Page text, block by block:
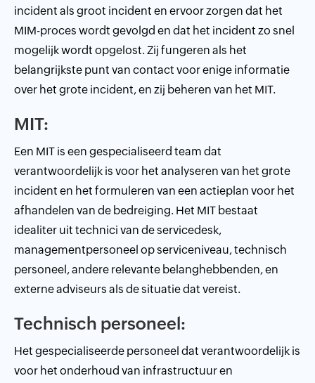
incident als groot incident en ervoor zorgen dat het
MIM-proces wordt gevolgd en dat het incident zo snel
mogelijk wordt opgelost. Zij fungeren als het
belangrijkste punt van contact voor enige informatie
over het grote incident, en zij beheren van het MIT.
MIT:
Een MIT is een gespecialiseerd team dat
verantwoordelijk is voor het analyseren van het grote
incident en het formuleren van een actieplan voor het
afhandelen van de bedreiging. Het MIT bestaat
idealiter uit technici van de servicedesk,
managementpersoneel op serviceniveau, technisch
personeel, andere relevante belanghebbenden, en
externe adviseurs als de situatie dat vereist.
Technisch personeel:
Het gespecialiseerde personeel dat verantwoordelijk is
voor het onderhoud van infrastructuur en